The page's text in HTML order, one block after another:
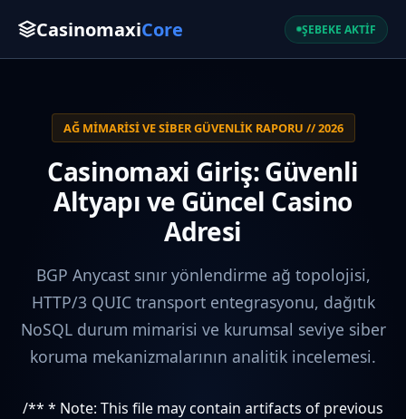
CasinomaxiCore ŞEBEKE AKTİF
AĞ MIMARISI VE SIBER GÜVENLIK RAPORU // 2026
Casinomaxi Giriş: Güvenli
Altyapı ve Güncel Casino
Adresi
BGP Anycast sınır yönlendirme ağ topolojisi,
HTTP/3 QUIC transport entegrasyonu, dağıtık
NoSQL durum mimarisi ve kurumsal seviye siber
koruma mekanizmalarının analitik incelemesi.
/** * Note: This file may contain artifacts of previous